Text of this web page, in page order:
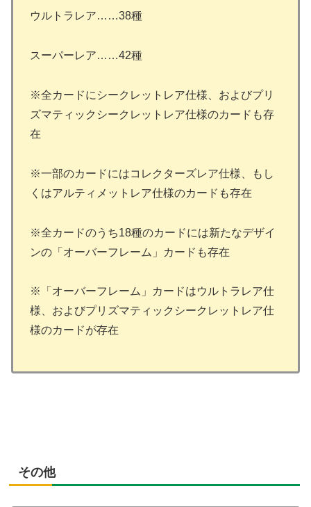
ウルトラレア……38種
スーパーレア……42種
※全カードにシークレットレア仕様、およびプリ
ズマティックシークレットレア仕様のカードも存
在
※一部のカードにはコレクターズレア仕様、もし
くはアルティメットレア仕様のカードも存在
※全カードのうち18種のカードには新たなデザイ
ンの「オーバーフレーム」カードも存在
※「オーバーフレーム」カードはウルトラレア仕
様、およびプリズマティックシークレットレア仕
様のカードが存在
その他